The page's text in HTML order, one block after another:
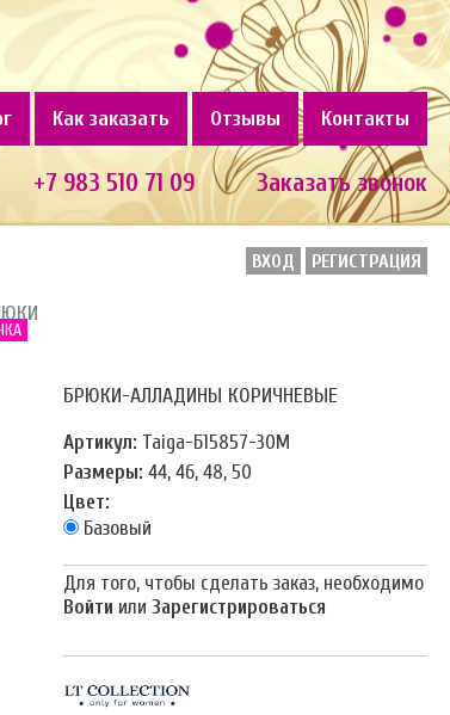
Как заказать Отзывы Контакты
+7 983 510 71 09 Заказать звонок
ВХОД РЕГИСТРАЦИЯ
БРЮКИ-АЛЛАДИНЫ КОРИЧНЕВЫЕ
Артикул: Taiga-Б15857-30М
Размеры: 44, 46, 48, 50
Цвет:
Базовый
Для того, чтобы сделать заказ, необходимо
Войти или Зарегистрироваться